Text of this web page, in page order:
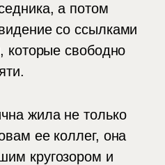
а потом
со ссылками
которые свободно
жила не только
ее коллег, она
кругозором и